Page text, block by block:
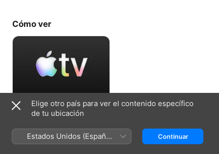
Cómo ver
Aceptar prueba gratuita
7 días gratis, luego $6,99 al mes.
Elige otro país para ver el contenido específico
de tu ubicación
Estados Unidos (Español
México)
Continuar